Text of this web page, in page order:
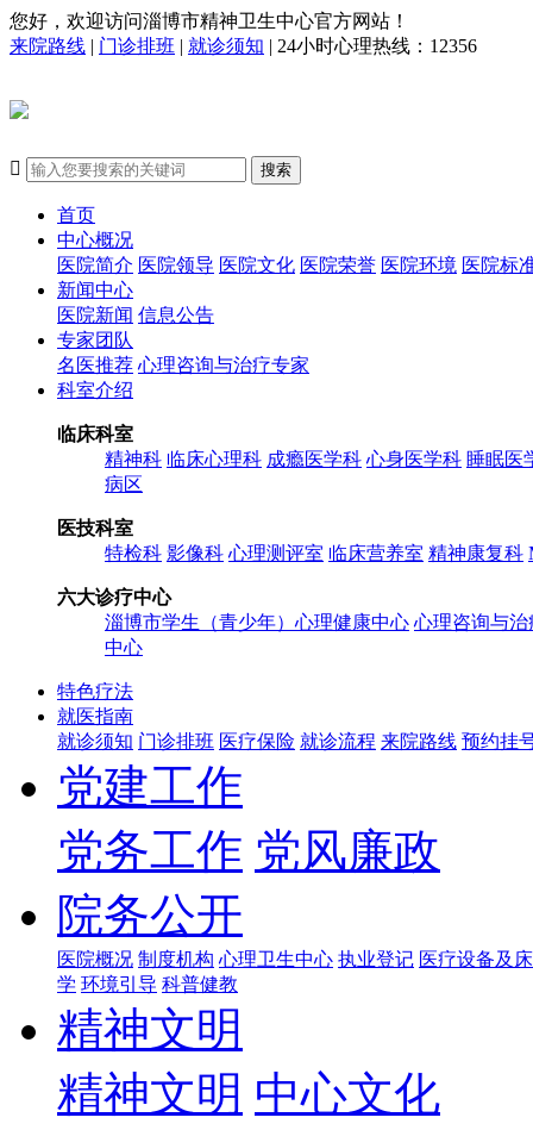
您好，欢迎访问淄博市精神卫生中心官方网站！
来院路线 | 门诊排班 | 就诊须知 | 24小时心理热线：12356
 搜索
首页
中心概况
医院简介 医院领导 医院文化 医院荣誉 医院环境 医院标
新闻中心
医院新闻 信息公告
专家团队
名医推荐 心理咨询与治疗专家
科室介绍
临床科室
精神科 临床心理科 成瘾医学科 心身医学科 睡眠医
病区
医技科室
特检科 影像科 心理测评室 临床营养室 精神康复科
六大诊疗中心
淄博市学生（青少年）心理健康中心 心理咨询与治
中心
特色疗法
就医指南
就诊须知 门诊排班 医疗保险 就诊流程 来院路线 预约挂
党建工作
党务工作 党风廉政
院务公开
医院概况 制度机构 心理卫生中心 执业登记 医疗设备及
学 环境引导 科普健教
精神文明
精神文明 中心文化